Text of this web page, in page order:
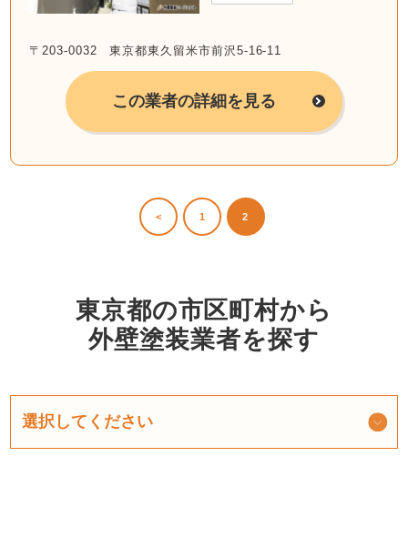
〒203-0032 東京都東久留米市前沢5-16-11
この業者の詳細を見る
< 1 2
東京都の市区町村から
外壁塗装業者を探す